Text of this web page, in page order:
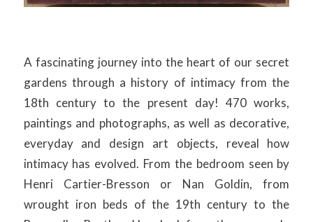
A fascinating journey into the heart of our secret
gardens through a history of intimacy from the
18th century to the present day! 470 works,
paintings and photographs, as well as decorative,
everyday and design art objects, reveal how
intimacy has evolved. From the bedroom seen by
Henri Cartier-Bresson or Nan Goldin, from
wrought iron beds of the 19th century to the